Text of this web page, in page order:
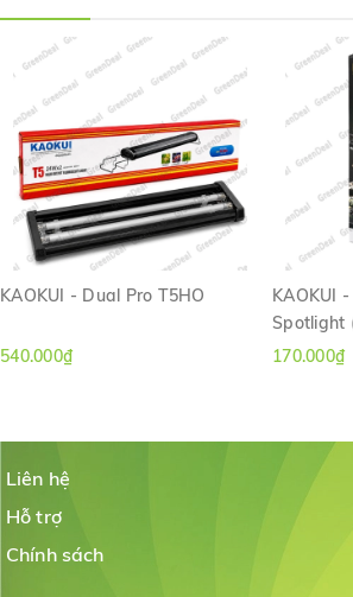
KAOKUI - Dual Pro T5HO
540.000₫
KAOKUI
Spotlight
170.000₫
Liên hệ
Hỗ trợ
Chính sách